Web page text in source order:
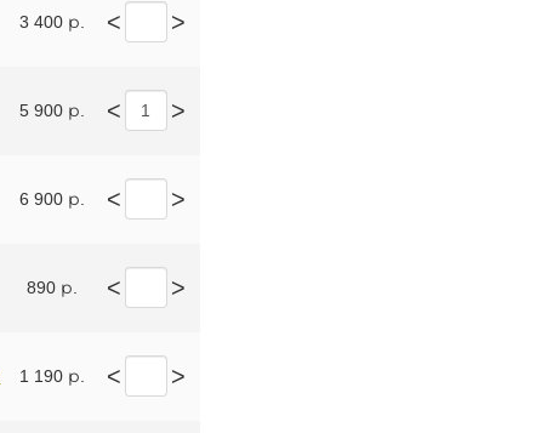
3 400 р. < >
5 900 р. < >
6 900 р. < >
890 р. < >
1 190 р. < >